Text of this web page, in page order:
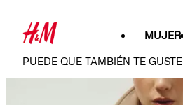
MUJER
PUEDE QUE TAMBIÉN TE GUSTE